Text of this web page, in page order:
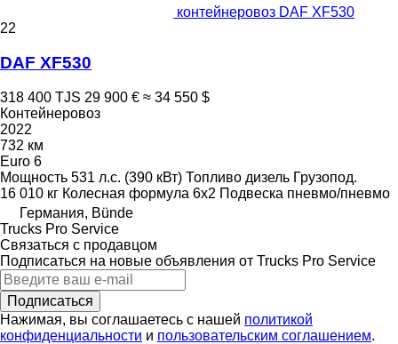
контейнеровоз DAF XF530
22
DAF XF530
318 400 TJS 29 900 € ≈ 34 550 $
Контейнеровоз
2022
732 км
Euro 6
Мощность 531 л.с. (390 кВт) Топливо дизель Грузопод.
16 010 кг Колесная формула 6x2 Подвеска пневмо/пневмо
Германия, Bünde
Trucks Pro Service
Связаться с продавцом
Подписаться на новые объявления от Trucks Pro Service
Подписаться
Нажимая, вы соглашаетесь с нашей политикой
конфиденциальности и пользовательским соглашением.